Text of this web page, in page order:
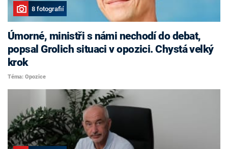
8 fotografií
Úmorné, ministři s námi nechodí do debat,
popsal Grolich situaci v opozici. Chystá velký
krok
Téma: Opozice